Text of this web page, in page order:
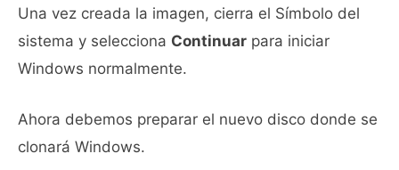
Una vez creada la imagen, cierra el Símbolo del
sistema y selecciona Continuar para iniciar
Windows normalmente.
Ahora debemos preparar el nuevo disco donde se
clonará Windows.